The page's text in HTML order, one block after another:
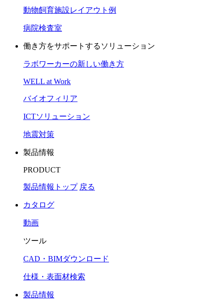
動物飼育施設レイアウト例
病院検査室
働き方をサポートするソリューション
ラボワーカーの新しい働き方
WELL at Work
バイオフィリア
ICTソリューション
地震対策
製品情報
PRODUCT
製品情報トップ 戻る
カタログ
動画
ツール
CAD・BIMダウンロード
仕様・表面材検索
製品情報